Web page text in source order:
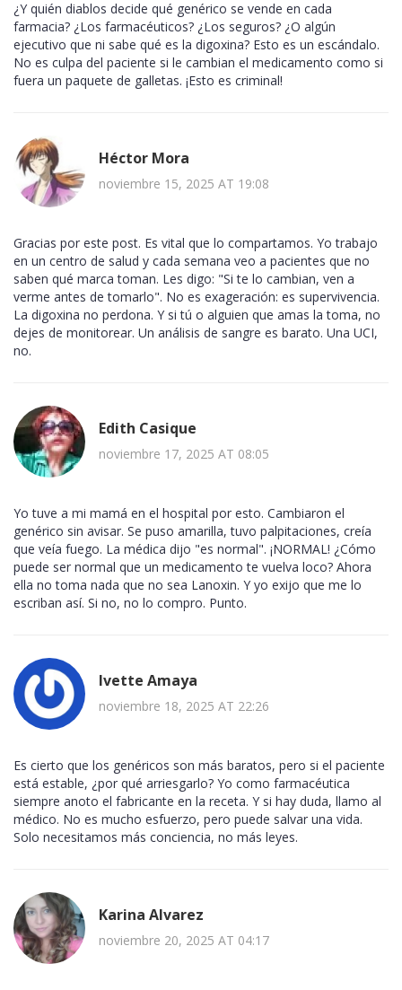
¿Y quién diablos decide qué genérico se vende en cada
farmacia? ¿Los farmacéuticos? ¿Los seguros? ¿O algún
ejecutivo que ni sabe qué es la digoxina? Esto es un escándalo.
No es culpa del paciente si le cambian el medicamento como si
fuera un paquete de galletas. ¡Esto es criminal!
Héctor Mora
noviembre 15, 2025 AT 19:08
Gracias por este post. Es vital que lo compartamos. Yo trabajo
en un centro de salud y cada semana veo a pacientes que no
saben qué marca toman. Les digo: "Si te lo cambian, ven a
verme antes de tomarlo". No es exageración: es supervivencia.
La digoxina no perdona. Y si tú o alguien que amas la toma, no
dejes de monitorear. Un análisis de sangre es barato. Una UCI,
no.
Edith Casique
noviembre 17, 2025 AT 08:05
Yo tuve a mi mamá en el hospital por esto. Cambiaron el
genérico sin avisar. Se puso amarilla, tuvo palpitaciones, creía
que veía fuego. La médica dijo "es normal". ¡NORMAL! ¿Cómo
puede ser normal que un medicamento te vuelva loco? Ahora
ella no toma nada que no sea Lanoxin. Y yo exijo que me lo
escriban así. Si no, no lo compro. Punto.
Ivette Amaya
noviembre 18, 2025 AT 22:26
Es cierto que los genéricos son más baratos, pero si el paciente
está estable, ¿por qué arriesgarlo? Yo como farmacéutica
siempre anoto el fabricante en la receta. Y si hay duda, llamo al
médico. No es mucho esfuerzo, pero puede salvar una vida.
Solo necesitamos más conciencia, no más leyes.
Karina Alvarez
noviembre 20, 2025 AT 04:17